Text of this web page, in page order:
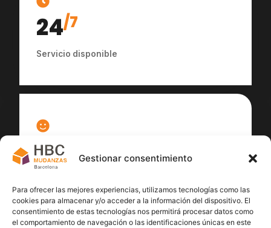
Gestionar consentimiento
Para ofrecer las mejores experiencias, utilizamos tecnologías como las
cookies para almacenar y/o acceder a la información del dispositivo. El
consentimiento de estas tecnologías nos permitirá procesar datos como
el comportamiento de navegación o las identificaciones únicas en este
24/7
Servicio disponible
100